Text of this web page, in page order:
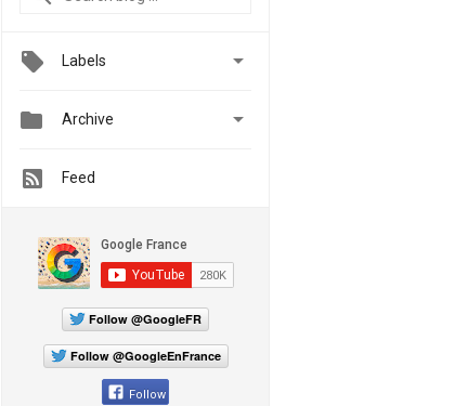
Labels 
 Archive 
Feed
Follow @GoogleFR
Follow @GoogleEnFrance
Follow